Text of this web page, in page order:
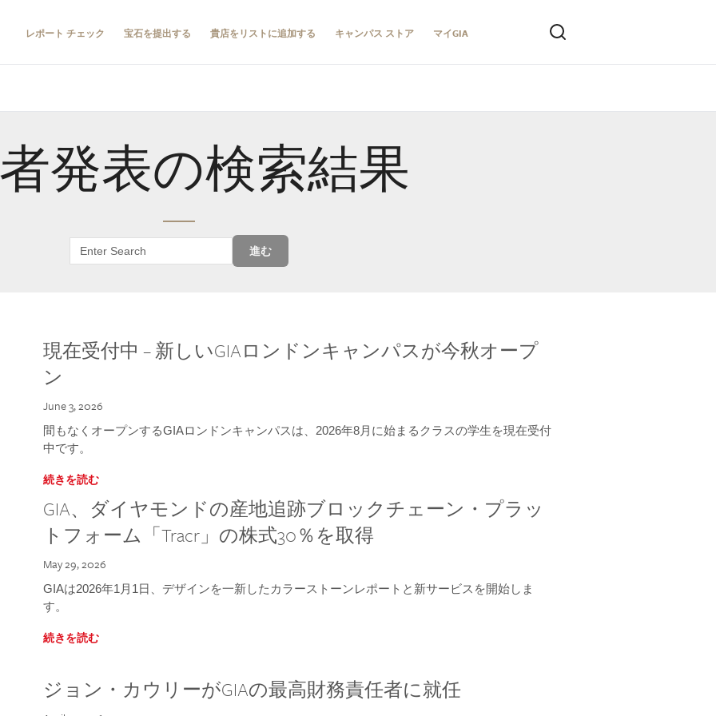
レポート チェック 宝石を提出する 貴店をリストに追加する キャンパス ストア マイGIA
発表の検索結果
進む
現在受付中 – 新しいGIAロンドンキャンパスが今秋オープ
ン
June 3, 2026
間もなくオープンするGIAロンドンキャンパスは、2026年8月に始まるクラスの学生を現在受付
中です。
続きを読む
GIA、ダイヤモンドの産地追跡ブロックチェーン・プラッ
トフォーム「Tracr」の株式30％を取得
May 29, 2026
GIAは2026年1月1日、デザインを一新したカラーストーンレポートと新サービスを開始しま
す。
続きを読む
ジョン・カウリーがGIAの最高財務責任者に就任